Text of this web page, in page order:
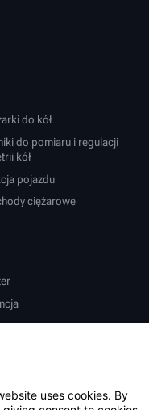
do kół
do pomiaru i regulacji
kół
pojazdu
ciężarowe
uses cookies. By